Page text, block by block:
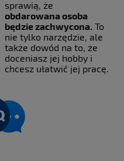
sprawią, że
obdarowana osoba
będzie zachwycona. To
nie tylko narzędzie, ale
także dowód na to, że
doceniasz jej hobby i
chcesz ułatwić jej pracę.